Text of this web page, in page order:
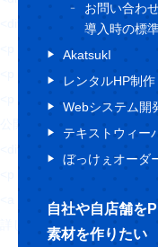
お問い合わ
導入時の標
AkatsukI
レンタルHP制作
Webシステム開
テキストウィー
ぼっけぇオーダ
自社や自店舗を
素材を作りたい
<div class="topWorks-
<p class="fz24
<p class="fz20 fw6 lh15
<p class="fz16 lh20 mt24">
<a href="" class="Btn1
詳しくはこちら